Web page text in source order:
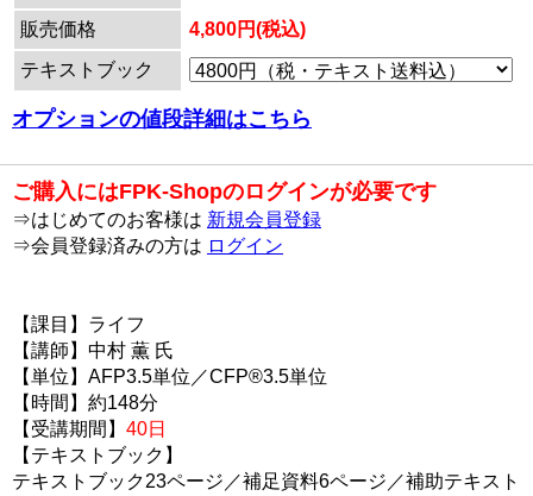
販売価格
4,800円(税込)
テキストブック
オプションの値段詳細はこちら
ご購入にはFPK-Shopのログインが必要です
⇒はじめてのお客様は 新規会員登録
⇒会員登録済みの方は ログイン
【課目】ライフ
【講師】中村 薫 氏
【単位】AFP3.5単位／CFP®3.5単位
【時間】約148分
【受講期間】 40日
【テキストブック】
テキストブック23ページ／補足資料6ページ／補助テキスト